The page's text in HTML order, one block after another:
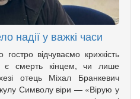
надії у важкі часи
відчуваємо крихкість
є смерть кінцем, чи лише
отець Міхал Бранкевич
Символу віри — «Вірую у